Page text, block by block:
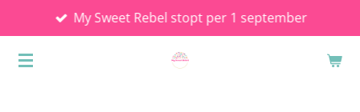
direct
naar
My Sweet Rebel stopt per 1 september